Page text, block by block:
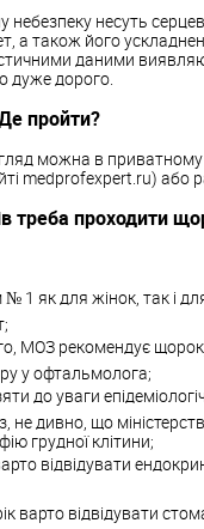
несуть
а також його
даними
дуже дорого.
пройти?
можна в приватному
medprofexpert.ru) або
треба проходити
1 як для жінок, так і
МОЗ рекомендує
у офтальмолога;
до уваги
не дивно, що
грудної клітини;
відвідувати
варто відвідувати